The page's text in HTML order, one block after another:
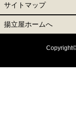
サイトマップ
揚立屋ホームへ